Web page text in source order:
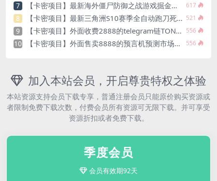
7 【卡密项目】最新海外僵尸防御之战游戏掘金挂机项目，单机一天150+【挂机脚本+使用教程】 617
8 【卡密项目】最新三角洲S10赛季全自动跑刀死绑号玩法全自动搬砖挂机项目，单窗口30+【挂机脚本+使用教程】 521
9 【卡密项目】外面收费2888的telegram链TON嗅探掘金项目，号称月入四位数【协议脚本+使用教程】 556
10 【卡密项目】外面售卖8888的预言机预测市场全自动挂机套利项目，日均30+USD【挂机脚本+使用教程】 556
加入本站会员，开启尊贵特权之体验
本站资源支持会员下载专享，普通注册会员只能原价购买资源或
者限制免费下载次数，付费会员所有资源可无限下载。并可享受
资源折扣或者免费下载。
季度会员
会员有效期92天